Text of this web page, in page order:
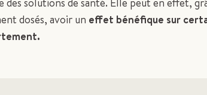
dosés, avoir un effet bénéfique sur